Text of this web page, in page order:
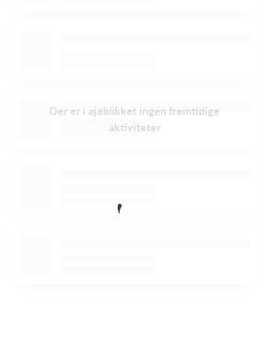
Der er i øjeblikket ingen fremtidige
aktiviteter